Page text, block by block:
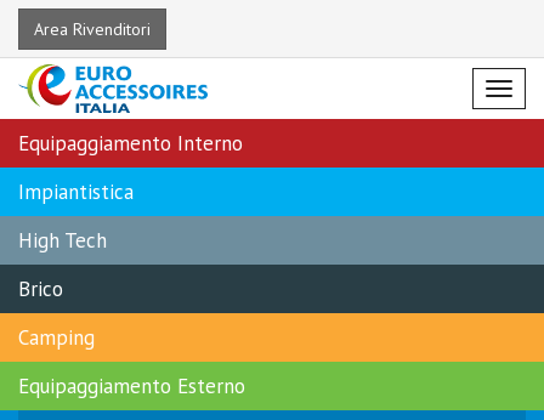
Area Rivenditori
Menu
Equipaggiamento Interno
Impiantistica
High Tech
Brico
Camping
Equipaggiamento Esterno